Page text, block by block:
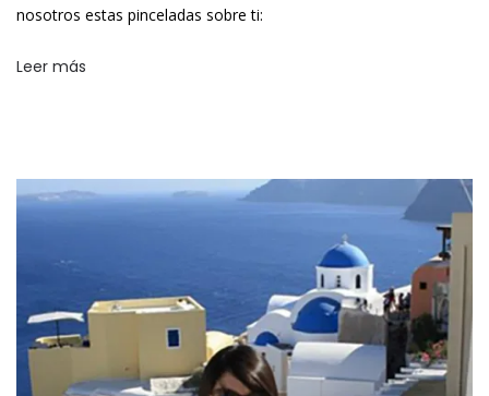
nosotros estas pinceladas sobre ti:
Leer más